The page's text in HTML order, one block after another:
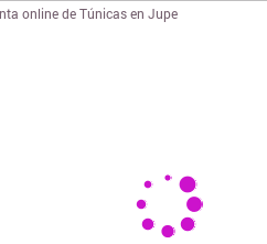
» Visitar tienda